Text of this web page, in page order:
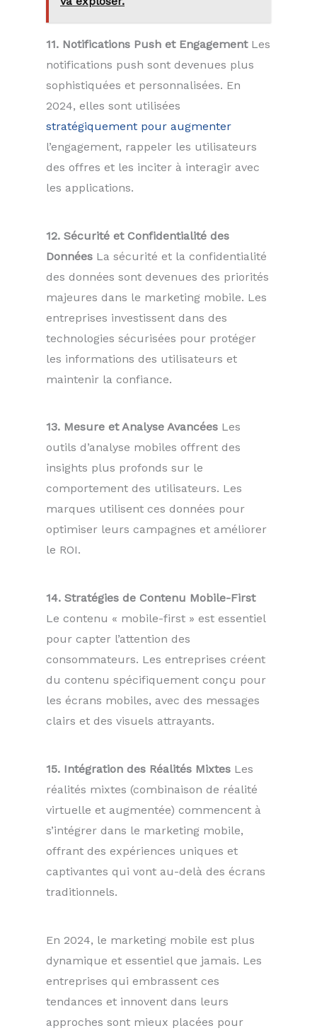
11. Notifications Push et EngagementLes
notifications push sont devenues plus
sophistiquées et personnalisées. En
2024, elles sont utilisées
stratégiquement pour augmenter
l’engagement, rappeler les utilisateurs
des offres et les inciter à interagir avec
les applications.
12. Sécurité et Confidentialité des
Données La sécurité et la confidentialité
des données sont devenues des priorités
majeures dans le marketing mobile. Les
entreprises investissent dans des
technologies sécurisées pour protéger
les informations des utilisateurs et
maintenir la confiance.
13. Mesure et Analyse Avancées Les
outils d’analyse mobiles offrent des
insights plus profonds sur le
comportement des utilisateurs. Les
marques utilisent ces données pour
optimiser leurs campagnes et améliorer
le ROI.
14. Stratégies de Contenu Mobile-First
Le contenu « mobile-first » est essentiel
pour capter l’attention des
consommateurs. Les entreprises créent
du contenu spécifiquement conçu pour
les écrans mobiles, avec des messages
clairs et des visuels attrayants.
15. Intégration des Réalités Mixtes Les
réalités mixtes (combinaison de réalité
virtuelle et augmentée) commencent à
s’intégrer dans le marketing mobile,
offrant des expériences uniques et
captivantes qui vont au-delà des écrans
traditionnels.
En 2024, le marketing mobile est plus
dynamique et essentiel que jamais. Les
entreprises qui embrassent ces
tendances et innovent dans leurs
approches sont mieux placées pour